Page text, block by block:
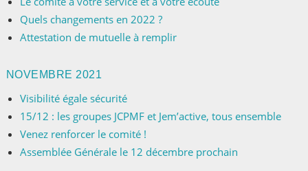
Quels changements en 2022 ?
Attestation de mutuelle à remplir
NOVEMBRE 2021
Visibilité égale sécurité
15/12 : les groupes JCPMF et Jem’active, tous ensemble
Venez renforcer le comité !
Assemblée Générale le 12 décembre prochain